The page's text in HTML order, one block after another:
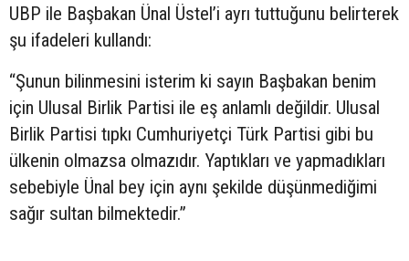
UBP ile Başbakan Ünal Üstel’i ayrı tuttuğunu belirterek
şu ifadeleri kullandı:
“Şunun bilinmesini isterim ki sayın Başbakan benim
için Ulusal Birlik Partisi ile eş anlamlı değildir. Ulusal
Birlik Partisi tıpkı Cumhuriyetçi Türk Partisi gibi bu
ülkenin olmazsa olmazıdır. Yaptıkları ve yapmadıkları
sebebiyle Ünal bey için aynı şekilde düşünmediğimi
sağır sultan bilmektedir.”